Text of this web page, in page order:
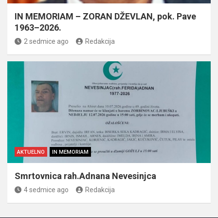
IN MEMORIAM – ZORAN DŽEVLAN, pok. Pave
1963–2026.
2 sedmice ago Redakcija
AKTUELNO IN MEMORIAM
Smrtovnica rah.Adnana Nevesinjca
4 sedmice ago Redakcija